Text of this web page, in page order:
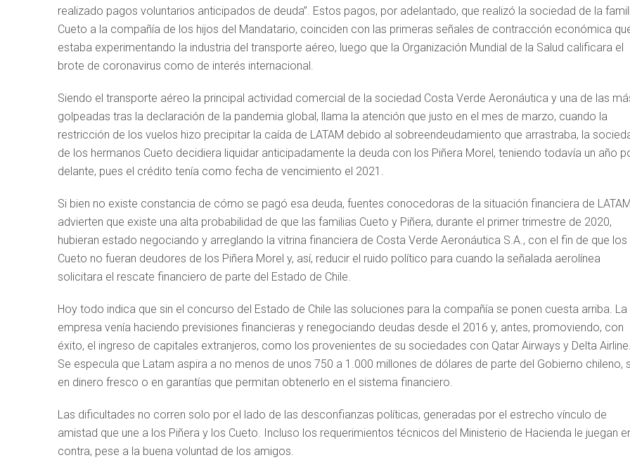
realizado pagos voluntarios anticipados de deuda”. Estos pagos, por adelantado, que realizó la sociedad de la
Cueto a la compañía de los hijos del Mandatario, coinciden con las primeras señales de contracción económica
estaba experimentando la industria del transporte aéreo, luego que la Organización Mundial de la Salud calificara el
brote de coronavirus como de interés internacional.
Siendo el transporte aéreo la principal actividad comercial de la sociedad Costa Verde Aeronáutica y una de las
golpeadas tras la declaración de la pandemia global, llama la atención que justo en el mes de marzo, cuando la
restricción de los vuelos hizo precipitar la caída de LATAM debido al sobreendeudamiento que arrastraba, la
de los hermanos Cueto decidiera liquidar anticipadamente la deuda con los Piñera Morel, teniendo todavía un año
delante, pues el crédito tenía como fecha de vencimiento el 2021.
Si bien no existe constancia de cómo se pagó esa deuda, fuentes conocedoras de la situación financiera de LATAM
advierten que existe una alta probabilidad de que las familias Cueto y Piñera, durante el primer trimestre de 2020,
hubieran estado negociando y arreglando la vitrina financiera de Costa Verde Aeronáutica S.A., con el fin de que los
Cueto no fueran deudores de los Piñera Morel y, así, reducir el ruido político para cuando la señalada aerolínea
solicitara el rescate financiero de parte del Estado de Chile.
Hoy todo indica que sin el concurso del Estado de Chile las soluciones para la compañía se ponen cuesta arriba. La
empresa venía haciendo previsiones financieras y renegociando deudas desde el 2016 y, antes, promoviendo, con
éxito, el ingreso de capitales extranjeros, como los provenientes de su sociedades con Qatar Airways y Delta Airline.
Se especula que Latam aspira a no menos de unos 750 a 1.000 millones de dólares de parte del Gobierno chileno,
en dinero fresco o en garantías que permitan obtenerlo en el sistema financiero.
Las dificultades no corren solo por el lado de las desconfianzas políticas, generadas por el estrecho vínculo de
amistad que une a los Piñera y los Cueto. Incluso los requerimientos técnicos del Ministerio de Hacienda le juegan
contra, pese a la buena voluntad de los amigos.